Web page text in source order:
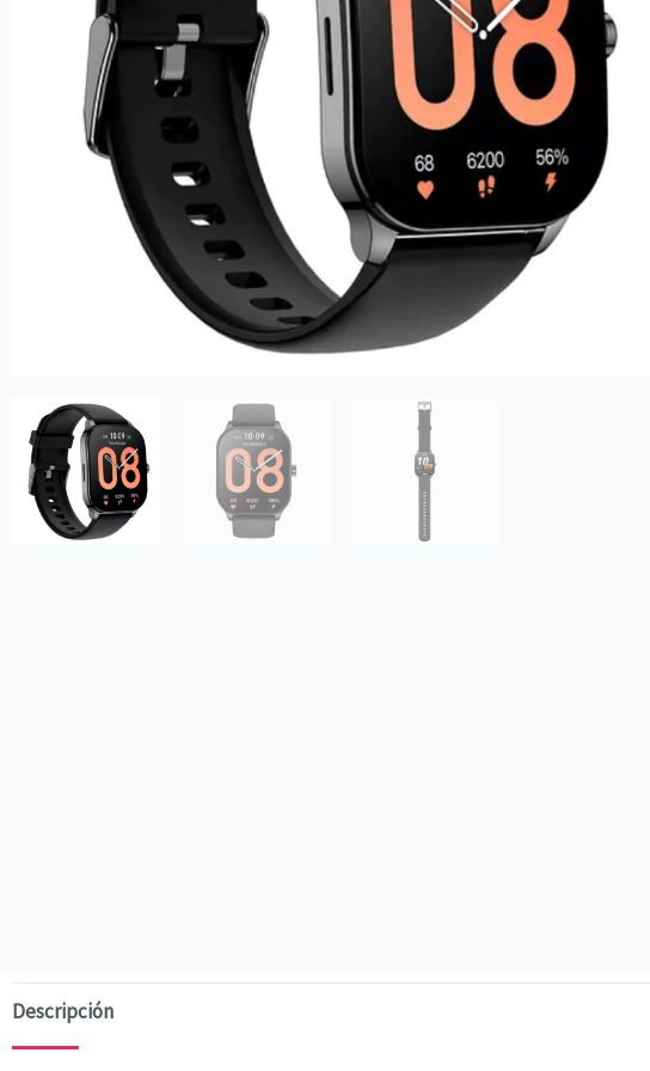
Descripción